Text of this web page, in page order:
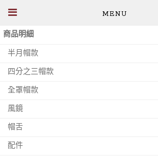
商品明細
半月帽款
四分之三帽款
全罩帽款
風鏡
帽舌
配件